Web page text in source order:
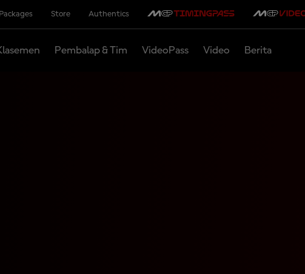
Packages Store Authentics
Pembalap & Tim VideoPass Video Berita